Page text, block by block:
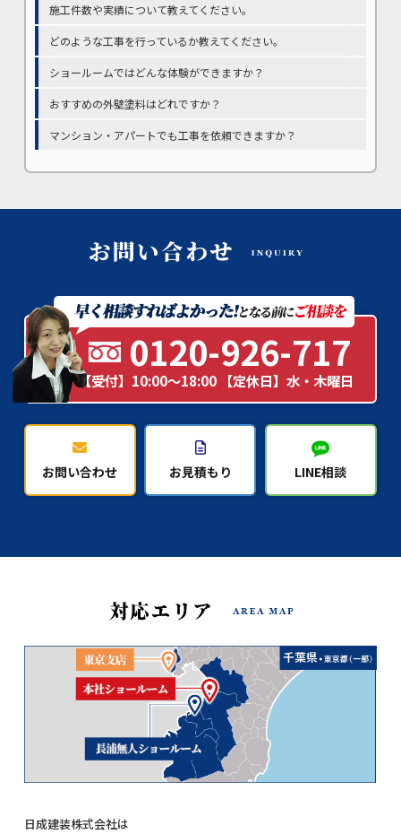
施工件数や実績について教えてください。
どのような工事を行っているか教えてください。
ショールームではどんな体験ができますか？
おすすめの外壁塗料はどれですか？
マンション・アパートでも工事を依頼できますか？
0120-926-717
【受付】10:00～18:00 【定休日】水・木曜日
お問い合わせ お見積もり LINE相談
日成建装株式会社は